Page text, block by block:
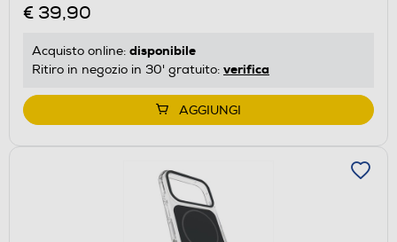
€ 39,90
Acquisto online: disponibile
Ritiro in negozio in 30' gratuito: verifica
AGGIUNGI